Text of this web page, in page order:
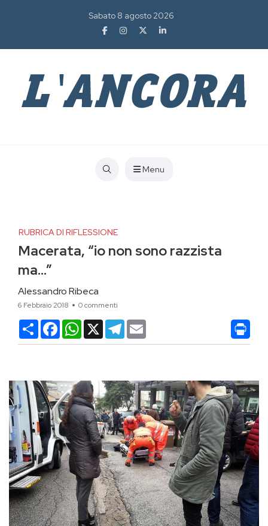
Sabato 8 agosto 2026
Menu
RUBRICA DI RIFLESSIONE
Macerata, “io non sono razzista
ma…”
Alessandro Ribeca
6 Febbraio 2018 0 commenti
CondividiFacebookWhatsApp
X Telegram